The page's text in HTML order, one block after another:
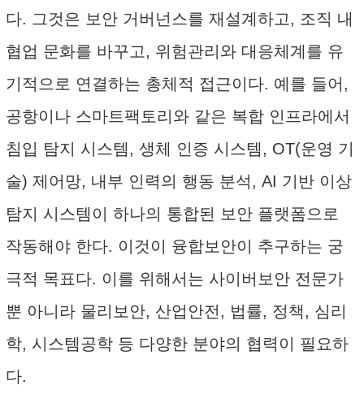
다. 그것은 보안 거버넌스를 재설계하고, 조직 내
협업 문화를 바꾸고, 위험관리와 대응체계를 유
기적으로 연결하는 총체적 접근이다. 예를 들어,
공항이나 스마트팩토리와 같은 복합 인프라에서
침입 탐지 시스템, 생체 인증 시스템, OT(운영 기
술) 제어망, 내부 인력의 행동 분석, AI 기반 이상
탐지 시스템이 하나의 통합된 보안 플랫폼으로
작동해야 한다. 이것이 융합보안이 추구하는 궁
극적 목표다. 이를 위해서는 사이버보안 전문가
뿐 아니라 물리보안, 산업안전, 법률, 정책, 심리
학, 시스템공학 등 다양한 분야의 협력이 필요하
다.